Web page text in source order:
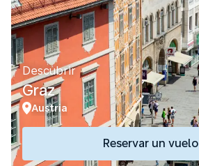
Descubrir
Graz
Austria
Reservar un vuelo